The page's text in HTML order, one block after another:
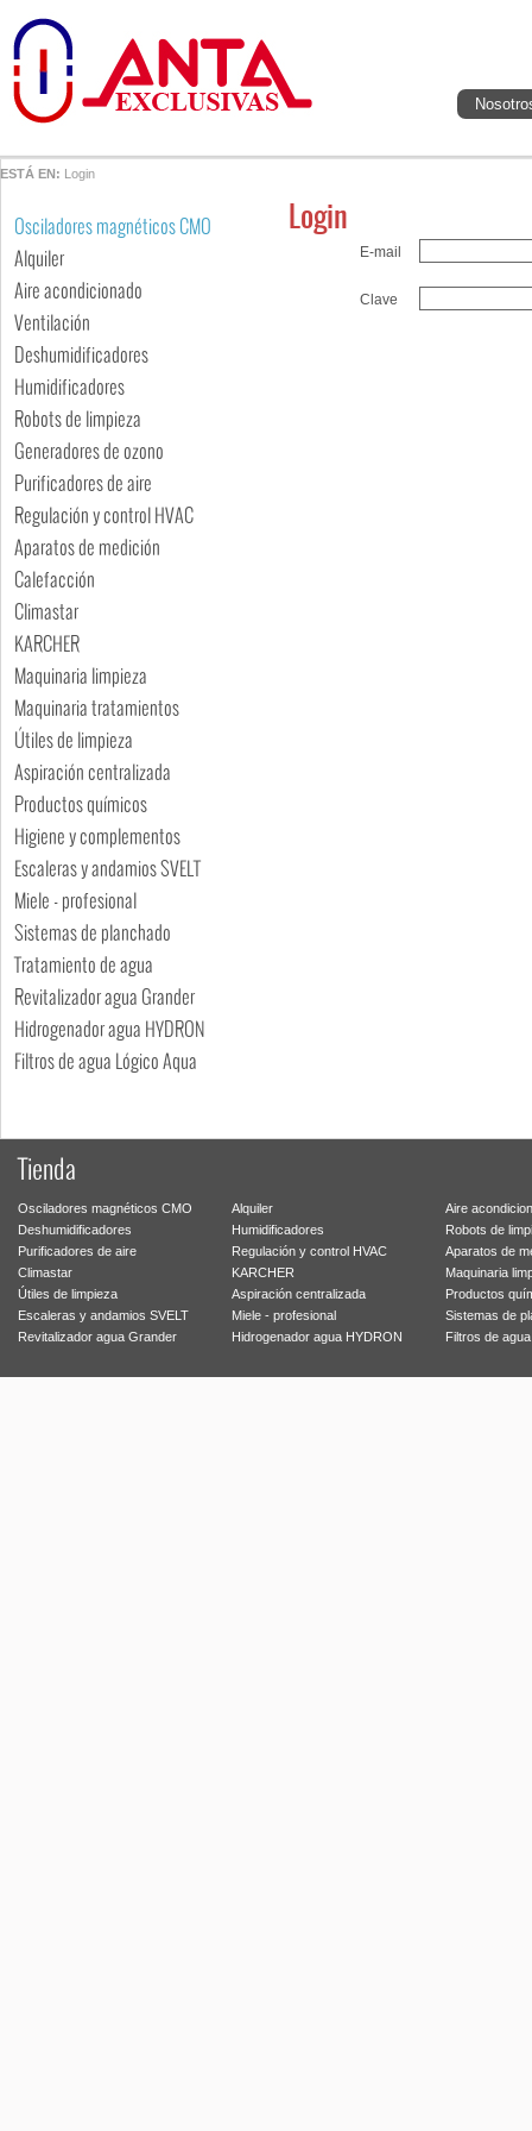
ESTÁ EN: Login
Osciladores magnéticos CMO
Alquiler
Aire acondicionado
Ventilación
Deshumidificadores
Humidificadores
Robots de limpieza
Generadores de ozono
Purificadores de aire
Regulación y control HVAC
Aparatos de medición
Calefacción
Climastar
KARCHER
Maquinaria limpieza
Maquinaria tratamientos
Útiles de limpieza
Aspiración centralizada
Productos químicos
Higiene y complementos
Escaleras y andamios SVELT
Miele - profesional
Sistemas de planchado
Tratamiento de agua
Revitalizador agua Grander
Hidrogenador agua HYDRON
Filtros de agua Lógico Aqua
Login
E-mail
Clave
Tienda
Osciladores magnéticos CMO Alquiler
Aire
Deshumidificadores
Humidificadores
Robots de
Purificadores de aire
Regulación y control HVAC
Aparatos de
Climastar
KARCHER
Maquinaria
Útiles de limpieza
Aspiración centralizada
Productos
Escaleras y andamios SVELT
Miele - profesional
Sistemas de
Revitalizador agua Grander
Hidrogenador agua HYDRON Filtros de